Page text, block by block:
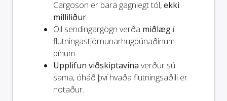
Cargoson er bara gagnlegt tól,ekki
milliliður.
Öll sendingargögn verða miðlæg í
flutningastjórnunarhugbúnaðinum
þínum.
Upplifun viðskiptavina verður sú
sama, óháð því hvaða flutningsaðili er
notaður.